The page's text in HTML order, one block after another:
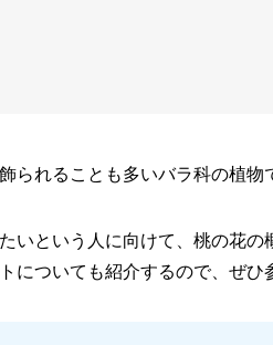
れることも多いバラ科の植物
いという人に向けて、桃の花の
ついても紹介するので、ぜひ